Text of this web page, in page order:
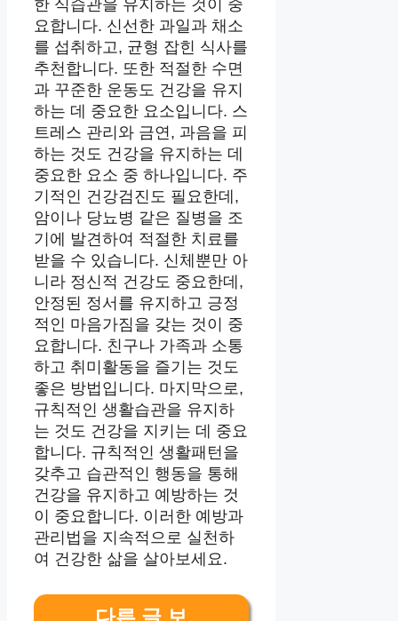
한 식습관을 유지하는 것이 중
요합니다. 신선한 과일과 채소
를 섭취하고, 균형 잡힌 식사를
추천합니다. 또한 적절한 수면
과 꾸준한 운동도 건강을 유지
하는 데 중요한 요소입니다. 스
트레스 관리와 금연, 과음을 피
하는 것도 건강을 유지하는 데
중요한 요소 중 하나입니다. 주
기적인 건강검진도 필요한데,
암이나 당뇨병 같은 질병을 조
기에 발견하여 적절한 치료를
받을 수 있습니다. 신체뿐만 아
니라 정신적 건강도 중요한데,
안정된 정서를 유지하고 긍정
적인 마음가짐을 갖는 것이 중
요합니다. 친구나 가족과 소통
하고 취미활동을 즐기는 것도
좋은 방법입니다. 마지막으로,
규칙적인 생활습관을 유지하
는 것도 건강을 지키는 데 중요
합니다. 규칙적인 생활패턴을
갖추고 습관적인 행동을 통해
건강을 유지하고 예방하는 것
이 중요합니다. 이러한 예방과
관리법을 지속적으로 실천하
여 건강한 삶을 살아보세요.